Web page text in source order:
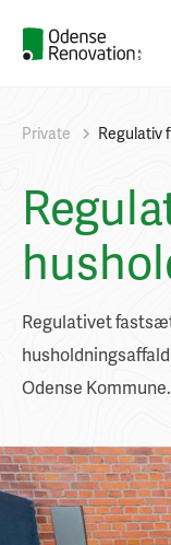
Private Regulativ
Regulativet
Odense Kommune.